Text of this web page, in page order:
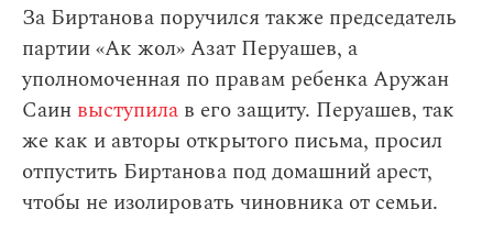
За Биртанова поручился также председатель
партии «Ак жол» Азат Перуашев, а
уполномоченная по правам ребенка Аружан
Саин выступила в его защиту. Перуашев, так
же как и авторы открытого письма, просил
отпустить Биртанова под домашний арест,
чтобы не изолировать чиновника от семьи.